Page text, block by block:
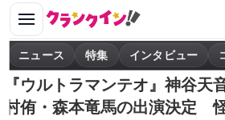
ニュース 特集 インタビュー
『ウルトラマンテオ』神谷天
村侑・森本竜馬の出演決定